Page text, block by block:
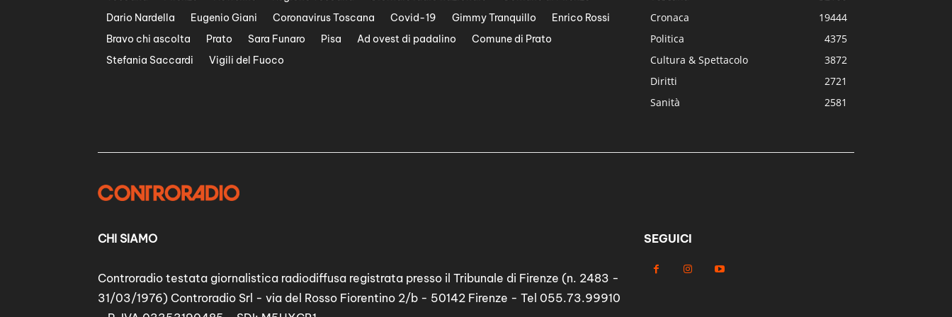
Dario Nardella
Eugenio Giani Coronavirus Toscana Covid-19 Gimmy Tranquillo
Enrico Rossi
Bravo chi ascolta
Prato Sara Funaro Pisa Ad ovest di padalino
Comune di Prato
Stefania Saccardi
Vigili del Fuoco
Cronaca
19444
Politica
4375
Cultura & Spettacolo
3872
Diritti
2721
Sanità
2581
CHI SIAMO
Controradio testata giornalistica radiodiffusa registrata presso il Tribunale di Firenze (n. 2483 -
31/03/1976) Controradio Srl - via del Rosso Fiorentino 2/b - 50142 Firenze - Tel 055.73.99910
SEGUICI